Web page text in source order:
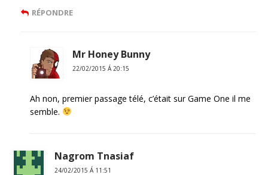
RÉPONDRE
Mr Honey Bunny
22/02/2015 Á 20:15
Ah non, premier passage télé, c’était sur Game One il me
semble.
Nagrom Tnasiaf
24/02/2015 Á 11:51